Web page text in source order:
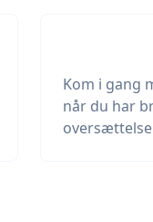
Kom i gang
når du har